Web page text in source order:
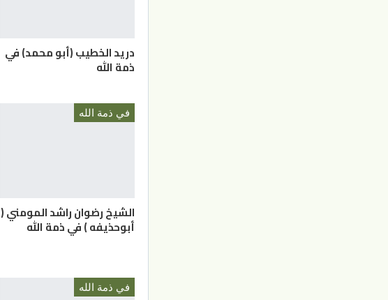
دريد الخطيب (أبو محمد) في
ذمة الله
في ذمة الله
الشيخ رضوان راشد المومني (
أبوحذيفه ) في ذمة الله
في ذمة الله